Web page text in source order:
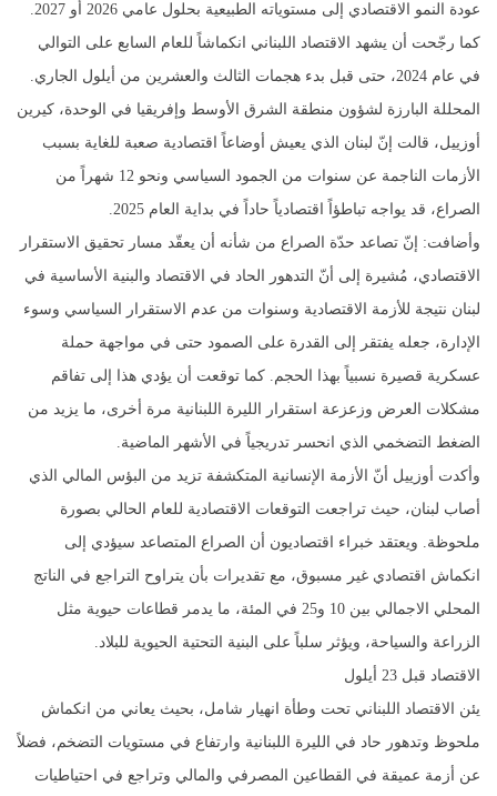
عودة النمو الاقتصادي إلى مستوياته الطبيعية بحلول عامي 2026 أو 2027.
كما رجّحت أن يشهد الاقتصاد اللبناني انكماشاً للعام السابع على التوالي
في عام 2024، حتى قبل بدء هجمات الثالث والعشرين من أيلول الجاري.
المحللة البارزة لشؤون منطقة الشرق الأوسط وإفريقيا في الوحدة، كيرين
أوزييل، قالت إنّ لبنان الذي يعيش أوضاعاً اقتصادية صعبة للغاية بسبب
الأزمات الناجمة عن سنوات من الجمود السياسي ونحو 12 شهراً من
الصراع، قد يواجه تباطؤاً اقتصادياً حاداً في بداية العام 2025.
وأضافت: إنّ تصاعد حدّة الصراع من شأنه أن يعقّد مسار تحقيق الاستقرار
الاقتصادي، مُشيرة إلى أنّ التدهور الحاد في الاقتصاد والبنية الأساسية في
لبنان نتيجة للأزمة الاقتصادية وسنوات من عدم الاستقرار السياسي وسوء
الإدارة، جعله يفتقر إلى القدرة على الصمود حتى في مواجهة حملة
عسكرية قصيرة نسبياً بهذا الحجم. كما توقعت أن يؤدي هذا إلى تفاقم
مشكلات العرض وزعزعة استقرار الليرة اللبنانية مرة أخرى، ما يزيد من
الضغط التضخمي الذي انحسر تدريجياً في الأشهر الماضية.
وأكدت أوزييل أنّ الأزمة الإنسانية المتكشفة تزيد من البؤس المالي الذي
أصاب لبنان، حيث تراجعت التوقعات الاقتصادية للعام الحالي بصورة
ملحوظة. ويعتقد خبراء اقتصاديون أن الصراع المتصاعد سيؤدي إلى
انكماش اقتصادي غير مسبوق، مع تقديرات بأن يتراوح التراجع في الناتج
المحلي الاجمالي بين 10 و25 في المئة، ما يدمر قطاعات حيوية مثل
الزراعة والسياحة، ويؤثر سلباً على البنية التحتية الحيوية للبلاد.
الاقتصاد قبل 23 أيلول
يئن الاقتصاد اللبناني تحت وطأة انهيار شامل، بحيث يعاني من انكماش
ملحوظ وتدهور حاد في الليرة اللبنانية وارتفاع في مستويات التضخم، فضلاً
عن أزمة عميقة في القطاعين المصرفي والمالي وتراجع في احتياطيات